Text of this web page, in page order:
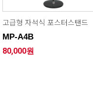
고급형 자석식 포스터스탠드
MP-A4B
80,000원